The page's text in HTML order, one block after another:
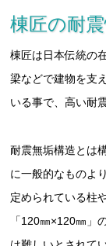
棟匠の耐
棟匠は日本伝統の
梁などで建物を支
いる事で、高い耐
耐震無垢構造とは
に一般的なものよ
定められている柱
「120㎜×120㎜」